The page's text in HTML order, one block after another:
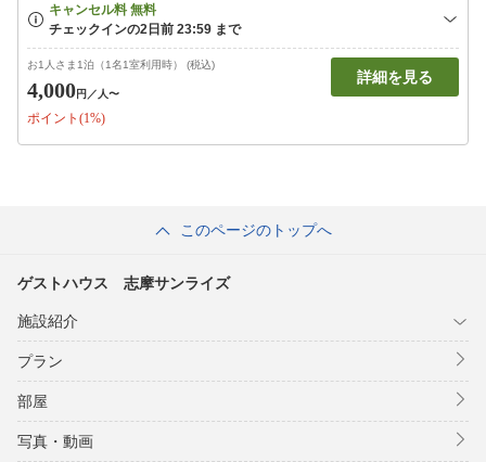
お1人さま1泊（1名1室利用時） (税込)
4,000円 ／人〜
ポイント(1%)
詳細を見る
このページのトップへ
ゲストハウス 志摩サンライズ
施設紹介
プラン
部屋
写真・動画